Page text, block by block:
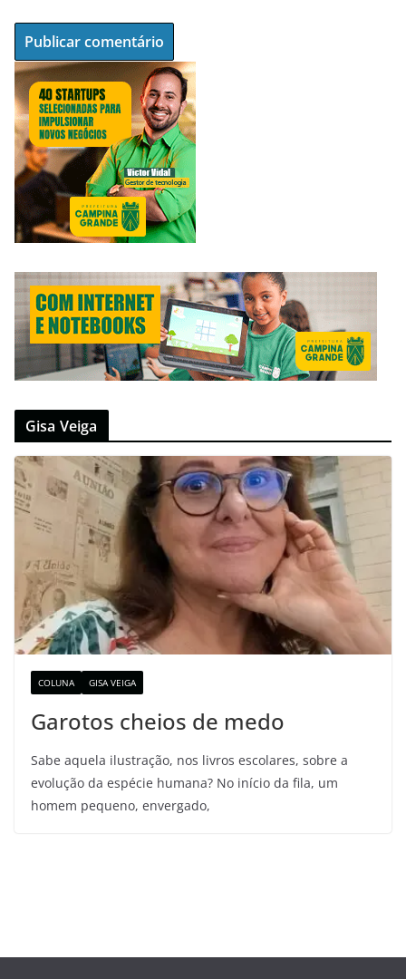
Gisa Veiga
COLUNA GISA VEIGA
Garotos cheios de medo
Sabe aquela ilustração, nos livros escolares, sobre a
evolução da espécie humana? No início da fila, um
homem pequeno, envergado,